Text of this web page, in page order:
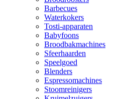
Barbecues
Waterkokers
Tosti-apparaten
Babyfoons
Broodbakmachines
Sfeerhaarden
Speelgoed
Blenders
Espressomachines
Stoomreinigers